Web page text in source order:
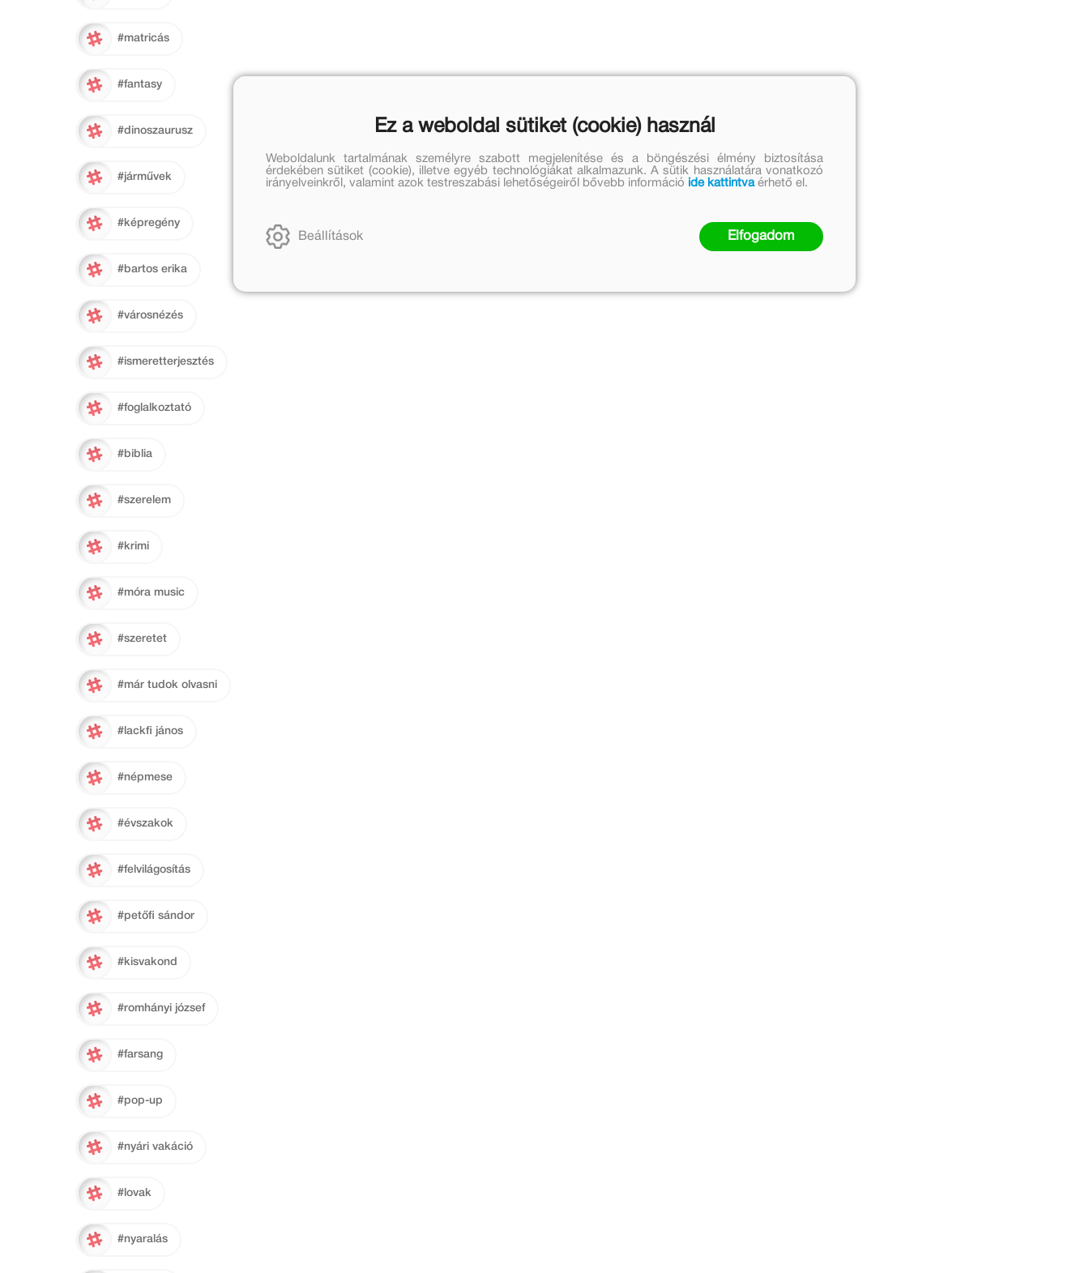
#matricás
#fantasy
#dinoszaurusz
#járművek
#képregény
#bartos erika
#városnézés
#ismeretterjesztés
#foglalkoztató
#biblia
#szerelem
#krimi
#móra music
#szeretet
#már tudok olvasni
#lackfi jános
#népmese
#évszakok
#felvilágosítás
#petőfi sándor
#kisvakond
#romhányi józsef
#farsang
#pop-up
#nyári vakáció
#lovak
#nyaralás
Ez a weboldal sütiket (cookie) használ
Weboldalunk tartalmának személyre szabott megjelenítése és a böngészési élmény biztosítása
érdekében sütiket (cookie), illetve egyéb technológiákat alkalmazunk. A sütik használatára vonatkozó
irányelveinkről, valamint azok testreszabási lehetőségeiről bővebb információ ide kattintvaérhető el.
Beállítások Elfogadom